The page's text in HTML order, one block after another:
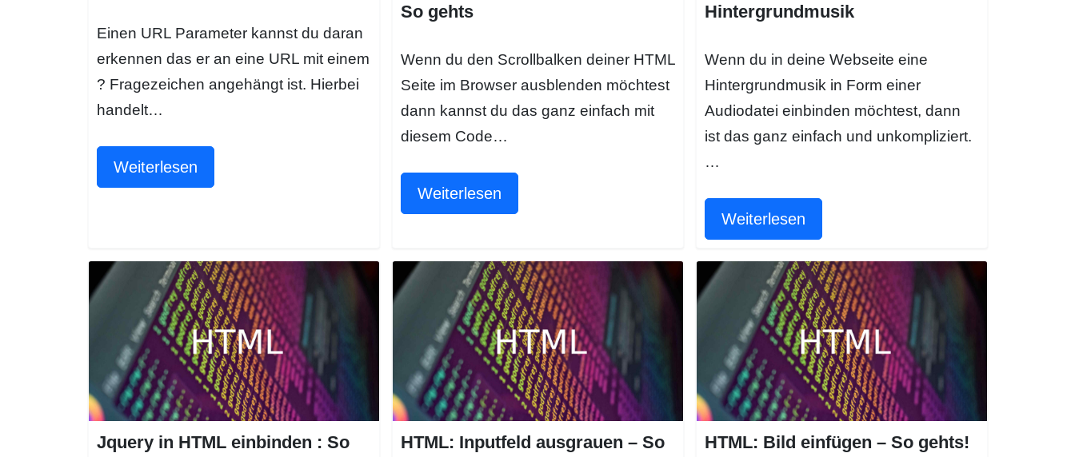
Einen URL Parameter kannst du daran
erkennen das er an eine URL mit einem
? Fragezeichen angehängt ist. Hierbei
handelt…
Weiterlesen
So gehts
Wenn du den Scrollbalken deiner HTML
Seite im Browser ausblenden möchtest
dann kannst du das ganz einfach mit
diesem Code…
Weiterlesen
Hintergrundmusik
Wenn du in deine Webseite eine
Hintergrundmusik in Form einer
Audiodatei einbinden möchtest, dann
ist das ganz einfach und unkompliziert.
…
Weiterlesen
Jquery in HTML einbinden : So
HTML: Inputfeld ausgrauen – So
HTML: Bild einfügen – So gehts!